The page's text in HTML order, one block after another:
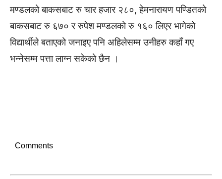
मण्डलको बाकसबाट रु चार हजार २८०, हेमनारायण पण्डितको
बाकसबाट रु ६७० र रुपेश मण्डलको रु १६० लिएर भागेको
विद्यार्थीले बताएको जनाइए पनि अहिलेसम्म उनीहरु कहाँ गए
भन्नेसम्म पत्ता लाग्न सकेको छैन ।
Comments